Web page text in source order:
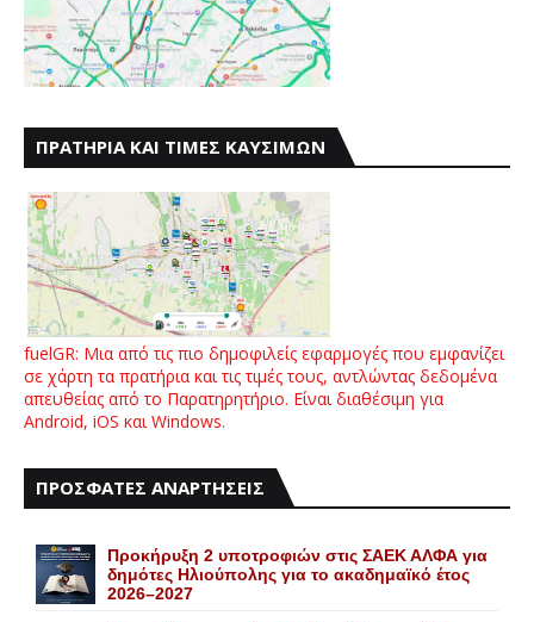
ΠΡΑΤΗΡΙΑ ΚΑΙ ΤΙΜΕΣ ΚΑΥΣΙΜΩΝ
fuelGR: Μια από τις πιο δημοφιλείς εφαρμογές που εμφανίζει
σε χάρτη τα πρατήρια και τις τιμές τους, αντλώντας δεδομένα
απευθείας από το Παρατηρητήριο. Είναι διαθέσιμη για
Android, iOS και Windows.
ΠΡΟΣΦΑΤΕΣ ΑΝΑΡΤΗΣΕΙΣ
Προκήρυξη 2 υποτροφιών στις ΣΑΕΚ ΑΛΦΑ για
δημότες Ηλιούπολης για το ακαδημαϊκό έτος
2026–2027